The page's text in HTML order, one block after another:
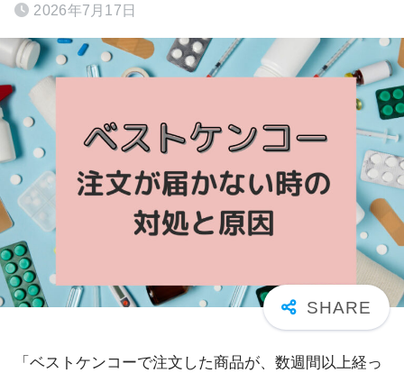
2026年7月17日
「ベストケンコーで注文した商品が、数週間以上経っ